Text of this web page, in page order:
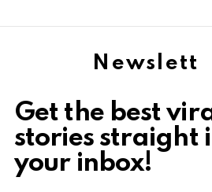
Newslett
Get the best
stories straight
your inbox!